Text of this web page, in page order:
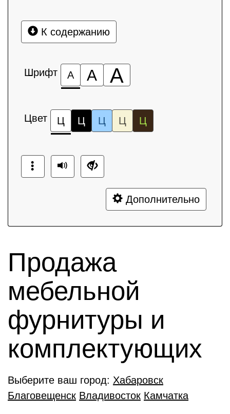
К содержанию
Шрифт А А А
Цвет Ц Ц Ц Ц Ц
Дополнительно
Продажа
мебельной
фурнитуры и
комплектующиx
Выберите ваш город: Хабаровск
Благовещенск Владивосток Камчатка